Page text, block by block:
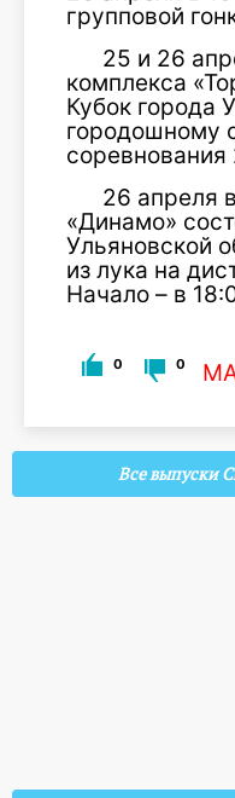
групповой
25 и 26
комплекса
Кубок города
городошному
соревнования
26 апреля
«Динамо»
Ульяновской
из лука на
Начало – в
0 0
Все выпуски